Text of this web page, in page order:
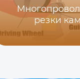
резки